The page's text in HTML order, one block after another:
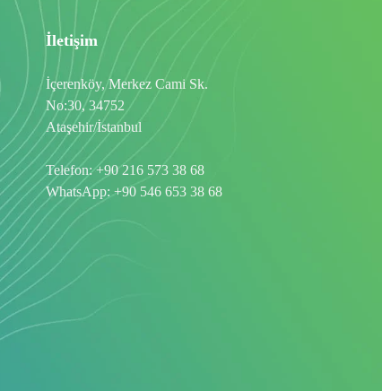
İletişim
İçerenköy, Merkez Cami Sk.
No:30, 34752
Ataşehir/İstanbul
Telefon:+90 216 573 38 68
WhatsApp:+90 546 653 38 68